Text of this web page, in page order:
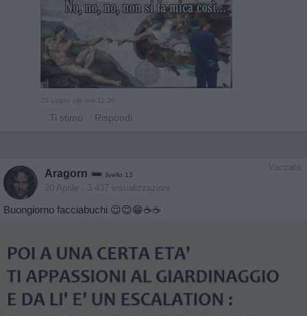
· Ti stimo · Rispondi
Vaccata
Aragorn livello 13
20 Aprile - 3.437 visualizzazioni
Buongiorno facciabuchi 😉😊😁☕️☕️